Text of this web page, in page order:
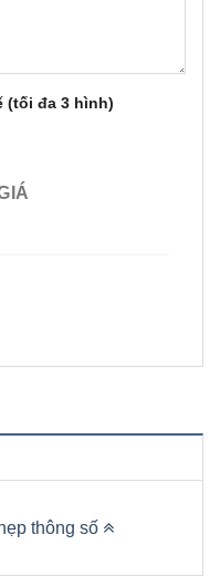
(tối đa 3 hình)
thông số